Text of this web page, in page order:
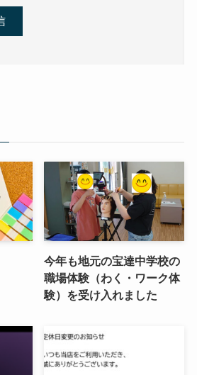
今年も地元の宝達中学校の
職場体験（わく・ワーク体
験）を受け入れました